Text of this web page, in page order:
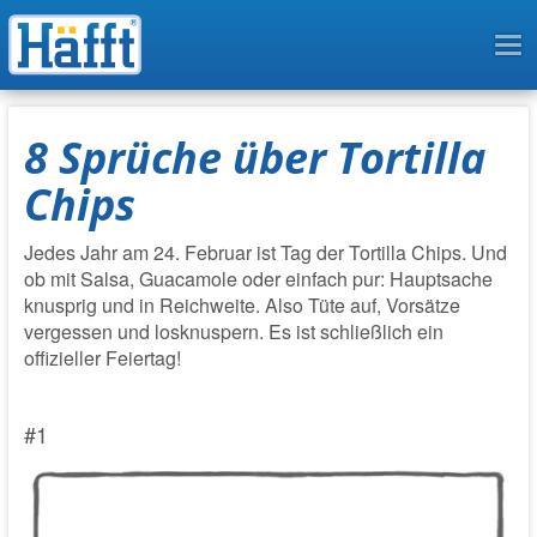
8 Sprüche über Tortilla
Chips
Jedes Jahr am 24. Februar ist Tag der Tortilla Chips. Und
ob mit Salsa, Guacamole oder einfach pur: Hauptsache
knusprig und in Reichweite. Also Tüte auf, Vorsätze
vergessen und losknuspern. Es ist schließlich ein
offizieller Feiertag!
#1